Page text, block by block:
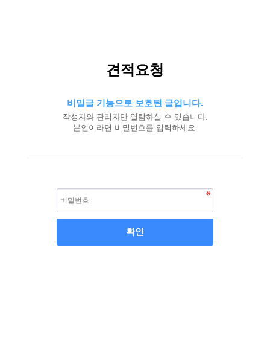
견적요청
비밀글 기능으로 보호된 글입니다.
작성자와 관리자만 열람하실 수 있습니다.
본인이라면 비밀번호를 입력하세요.